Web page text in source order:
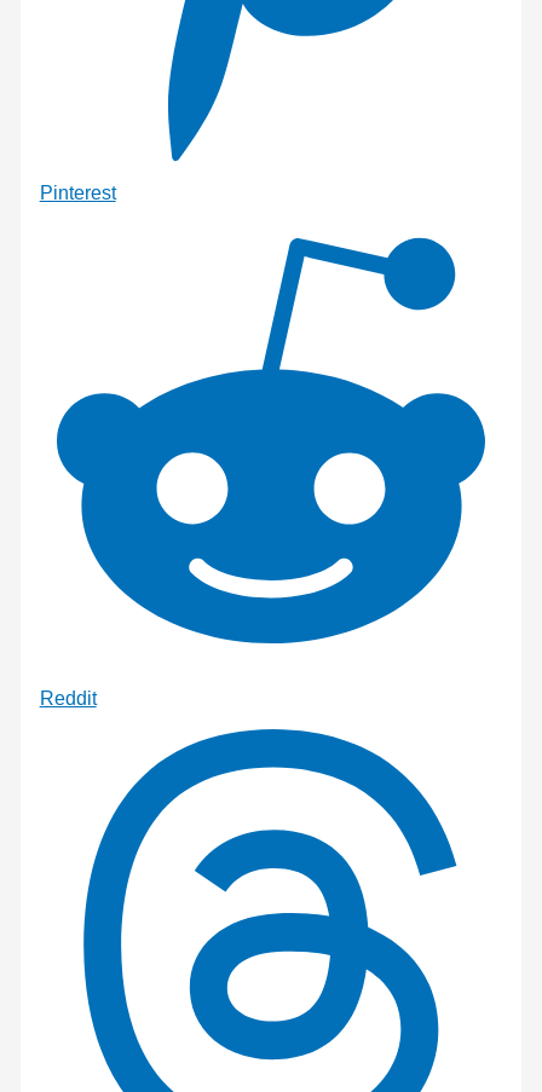
Pinterest
Reddit